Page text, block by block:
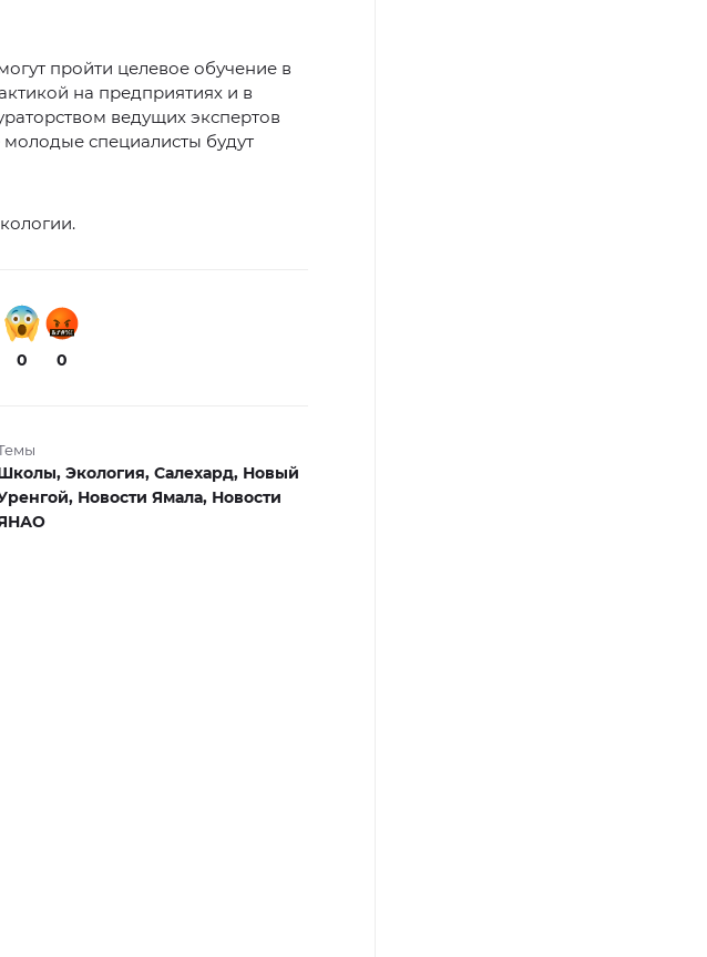
пройти целевое обучение в
на предприятиях и в
ведущих экспертов
специалисты будут
0 0
Экология, Салехард, Новый
Новости Ямала, Новости